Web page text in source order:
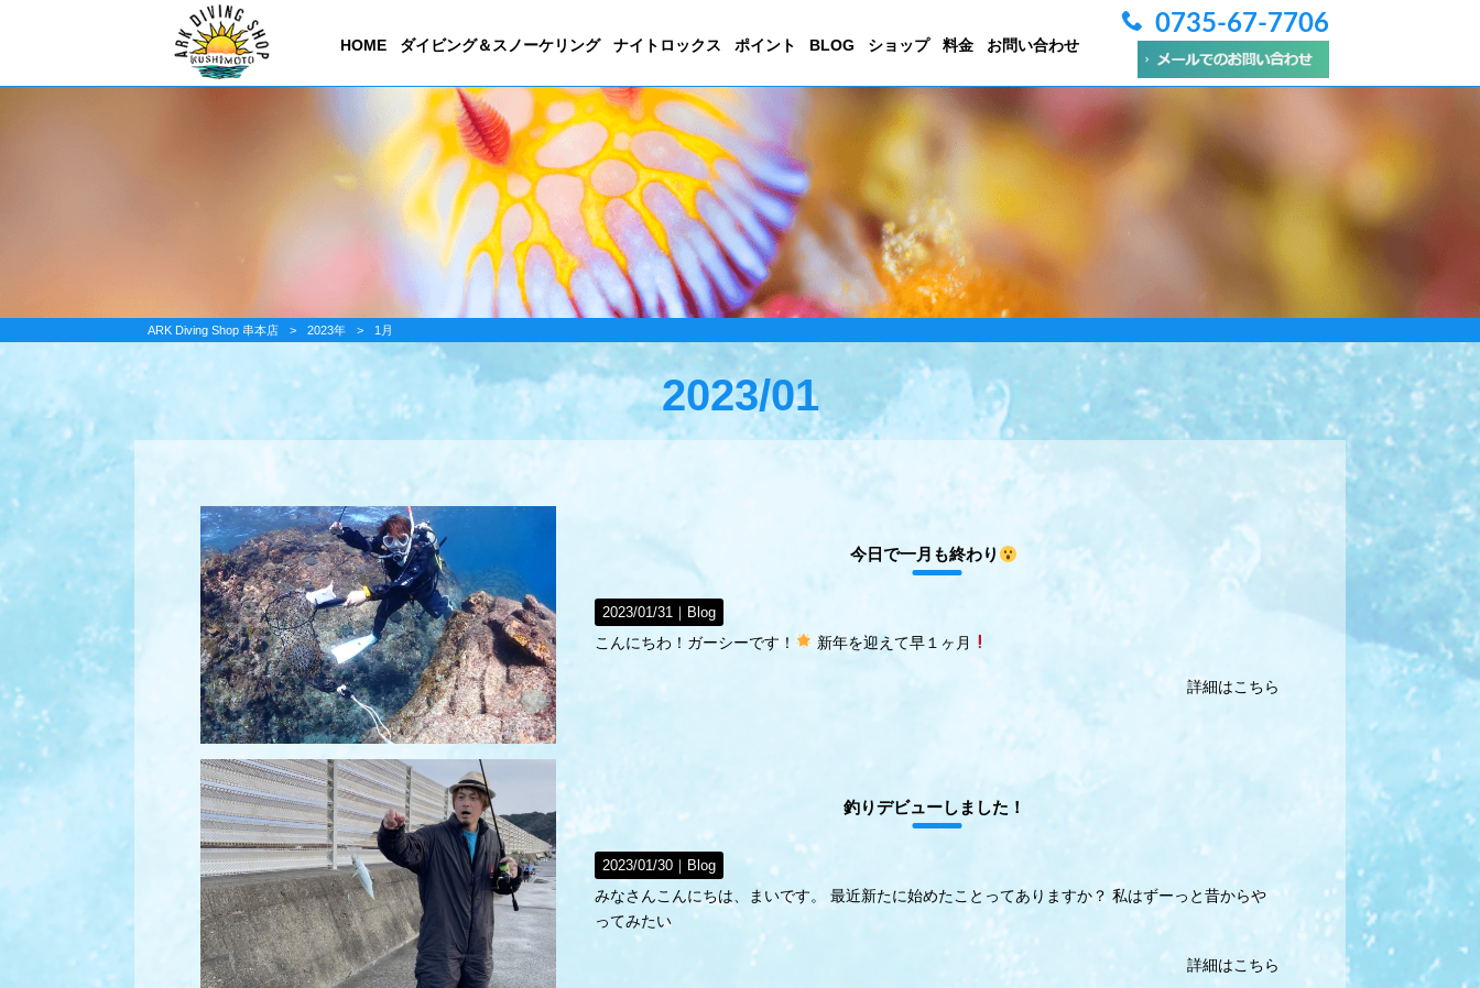
HOME ダイビング＆スノーケリング ナイトロックス ポイント BLOG ショップ 料金 お問い合わせ
0735-67-7706
ARK Diving Shop 串本店 > 2023年 > 1月
2023/01
今日で一月も終わり
2023/01/31｜ Blog
こんにちわ！ガーシーです！ 新年を迎えて早１ヶ月
詳細はこちら
釣りデビューしました！
2023/01/30｜ Blog
みなさんこんにちは、まいです。 最近新たに始めたことってありますか？ 私はずーっと昔からや
ってみたい
詳細はこちら